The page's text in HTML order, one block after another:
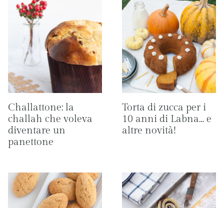
Challattone: la
challah che voleva
diventare un
panettone
Torta di zucca per i
10 anni di Labna… e
altre novità!